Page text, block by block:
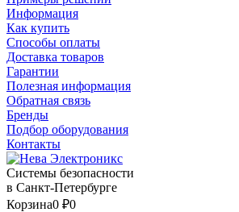
Информация
Как купить
Способы оплаты
Доставка товаров
Гарантии
Полезная информация
Обратная связь
Бренды
Подбор оборудования
Контакты
Системы безопасности
в Санкт-Петербурге
Корзина0 ₽0